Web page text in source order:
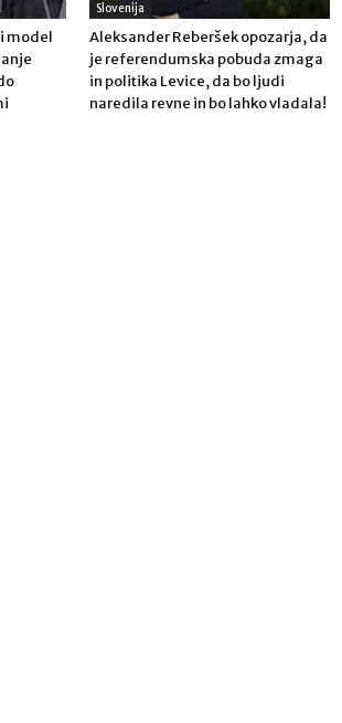
model
Slovenija
Aleksander Reberšek opozarja, da
je referendumska pobuda zmaga
in politika Levice, da bo ljudi
naredila revne in bo lahko vladala!